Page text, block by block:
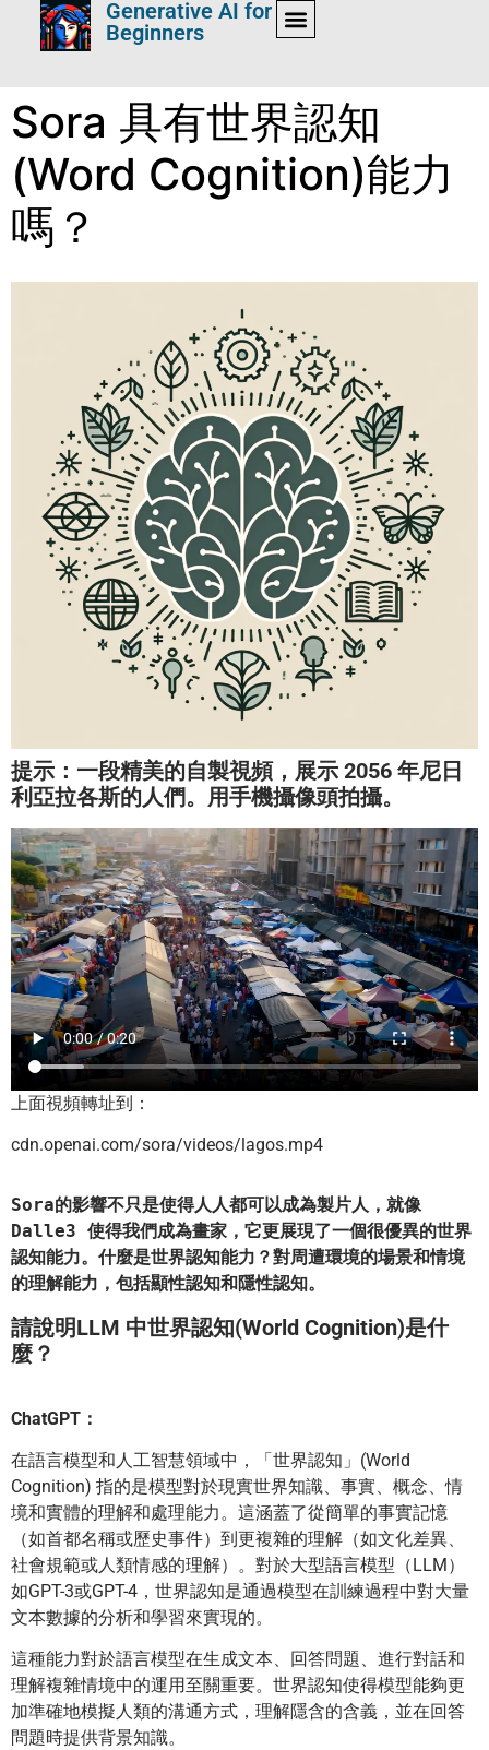
Generative AI for
Beginners
Sora 具有世界認知
(Word Cognition)能力
嗎？
提示：一段精美的自製視頻，展示 2056 年尼日
利亞拉各斯的人們。用手機攝像頭拍攝。
上面視頻轉址到：
cdn.openai.com/sora/videos/lagos.mp4
Sora的影響不只是使得人人都可以成為製片人，就像
Dalle3 使得我們成為畫家，它更展現了一個很優異的世界
認知能力。什麼是世界認知能力？對周遭環境的場景和情境
的理解能力，包括顯性認知和隱性認知。
請說明LLM 中世界認知(World Cognition)是什
麼？
ChatGPT：
在語言模型和人工智慧領域中，「世界認知」(World
Cognition) 指的是模型對於現實世界知識、事實、概念、情
境和實體的理解和處理能力。這涵蓋了從簡單的事實記憶
（如首都名稱或歷史事件）到更複雜的理解（如文化差異、
社會規範或人類情感的理解）。對於大型語言模型（LLM）
如GPT-3或GPT-4，世界認知是通過模型在訓練過程中對大量
文本數據的分析和學習來實現的。
這種能力對於語言模型在生成文本、回答問題、進行對話和
理解複雜情境中的運用至關重要。世界認知使得模型能夠更
加準確地模擬人類的溝通方式，理解隱含的含義，並在回答
問題時提供背景知識。